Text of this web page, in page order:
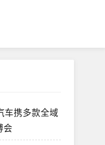
车携多款全域
会